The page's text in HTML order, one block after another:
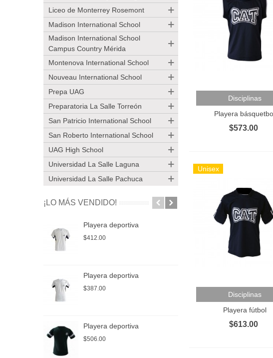
Liceo de Monterrey Rosemont
Madison International School
Madison International School
Campus Country Mérida
Montenova International School
Nouveau International School
Prepa UAG
Preparatoria La Salle Torreón
San Patricio International School
San Roberto International School
UAG High School
Universidad La Salle Laguna
Universidad La Salle Pachuca
¡LO MÁS VENDIDO!
Playera deportiva
$412.00
Playera deportiva
$387.00
Playera deportiva
$506.00
Playera Deportiva
$477.00
$553.00
Pantalón
Añadir Al Carrito
Disciplinas
Playera
$573.00
Unisex
Añadir Al Carrito
Disciplinas
Playera fútbol
$613.00